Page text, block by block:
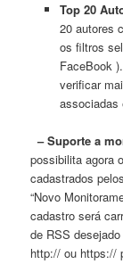
Top 20
20 autores
os filtros
FaceBook
verificar
associadas
– Suporte a
possibilita agora
cadastrados
“Novo
cadastro será
de RSS
http:// ou https://